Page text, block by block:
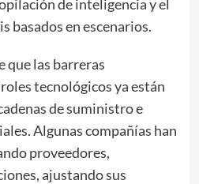
de inteligencia y el
basados en escenarios.
que las barreras
tecnológicos ya están
de suministro e
Algunas compañías han
proveedores,
ajustando sus